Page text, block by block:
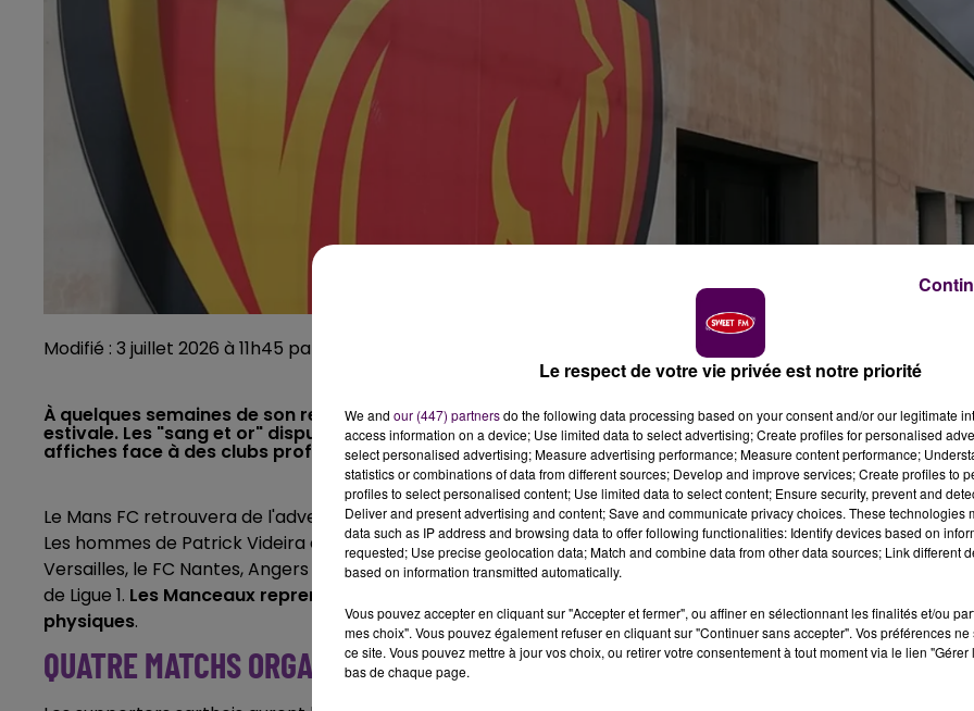
Modifié : 3 juillet 2026 à 11h45 par Clément Rohée
À quelques semaines de son retour en Ligue 1, Le Mans FC a dévoilé le calendrier de sa préparation
estivale. Les "sang et or" disputeront six matchs amicaux entre le 18 juillet et le 15 août, avec plusieurs
affiches face à des clubs professionnels.
Le Mans FC retrouvera de l'adversité dès le 18 juillet avec un premier match amical face à La Roche-sur-Yon.
Les hommes de Patrick Videira enchaîneront ensuite avec une série de rencontres relevées contre le FC
Versailles, le FC Nantes, Angers SCO, l'UNFP FC et enfin Le Havre, une semaine avant le coup d'envoi de la
de Ligue 1. Les Manceaux reprendront l'entraînement le 9 juillet après plusieurs jours consacrés aux tests
physiques.
QUATRE MATCHS ORGANISÉS EN SARTHE
Le respect de votre vie privée est notre priorité
We and our (447) partnersdo the following data processing based on your consent and/or our legitimate
access information on a device; Use limited data to select advertising; Create profiles for personalised
select personalised advertising; Measure advertising performance; Measure content performance;
statistics or combinations of data from different sources; Develop and improve services; Create profiles to
profiles to select personalised content; Use limited data to select content; Ensure security, prevent and
Deliver and present advertising and content; Save and communicate privacy choices. These technologies
data such as IP address and browsing data to offer following functionalities: Identify devices based on
requested; Use precise geolocation data; Match and combine data from other data sources; Link different
based on information transmitted automatically.
Vous pouvez accepter en cliquant sur "Accepter et fermer", ou affiner en sélectionnant les finalités et/ou
mes choix". Vous pouvez également refuser en cliquant sur "Continuer sans accepter". Vos préférences
ce site. Vous pouvez mettre à jour vos choix, ou retirer votre consentement à tout moment via le lien
bas de chaque page.